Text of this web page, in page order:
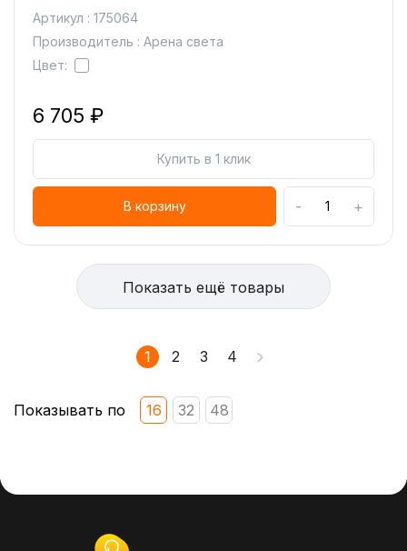
Артикул : 175064
Производитель : Арена света
Цвет:
6 705 ₽
Купить в 1 клик
В корзину - +
Показать ещё товары
1 2 3 4
Показывать по 16 32 48